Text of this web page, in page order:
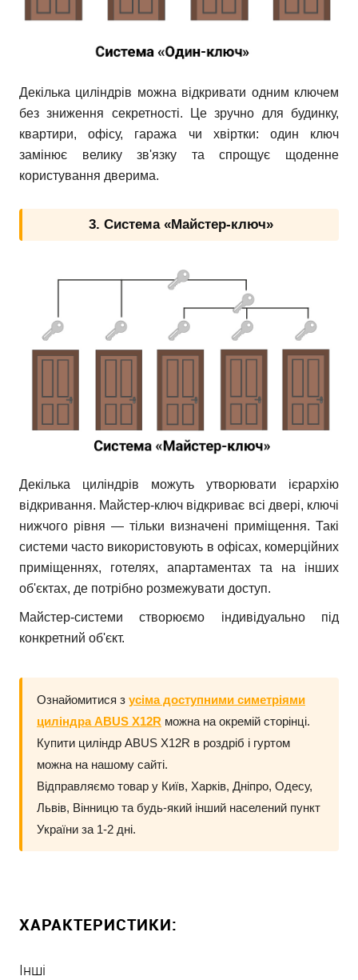
Декілька циліндрів можна відкривати одним ключем
без зниження секретності. Це зручно для будинку,
квартири, офісу, гаража чи хвіртки: один ключ
замінює велику зв'язку та спрощує щоденне
користування дверима.
3. Система «Майстер-ключ»
Декілька циліндрів можуть утворювати ієрархію
відкривання. Майстер-ключ відкриває всі двері, ключі
нижчого рівня — тільки визначені приміщення. Такі
системи часто використовують в офісах, комерційних
приміщеннях, готелях, апартаментах та на інших
об'єктах, де потрібно розмежувати доступ.
Майстер-системи створюємо індивідуально під
конкретний об'єкт.
Ознайомитися з усіма доступними симетріями
циліндраABUS X12R можна на окремій сторінці.
Купити циліндр ABUS X12R в роздріб і гуртом
можна на нашому сайті.
Відправляємо товар у Київ, Харків, Дніпро, Одесу,
Львів, Вінницю та будь-який інший населений пункт
України за 1-2 дні.
ХАРАКТЕРИСТИКИ:
Інші